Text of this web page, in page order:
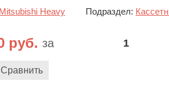
Heavy Подраздел:
руб. за
Сравнить